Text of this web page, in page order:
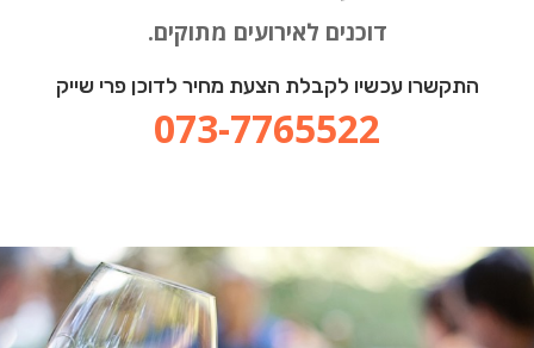
דוכנים לאירועים מתוקים.
התקשרו עכשיו לקבלת הצעת מחיר לדוכן פרי שייק
073-7765522